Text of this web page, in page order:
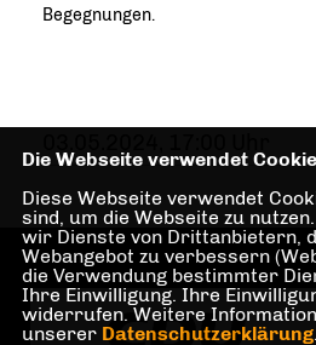
Begegnungen.
Die Webseite verwendet
Diese Webseite verwendet
sind, um die Webseite zu
wir Dienste von Drittanbietern,
Webangebot zu verbessern
die Verwendung bestimmter
Ihre Einwilligung. Ihre
widerrufen. Weitere
unserer Datenschutzerklärung.